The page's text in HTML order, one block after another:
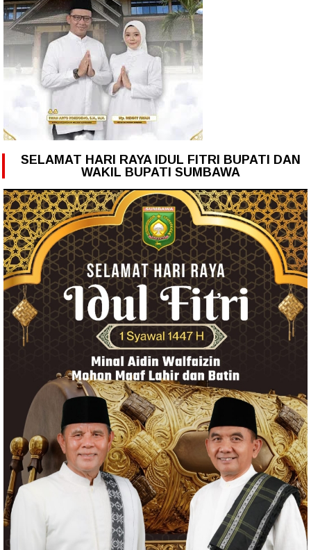
SELAMAT HARI RAYA IDUL FITRI BUPATI DAN
WAKIL BUPATI SUMBAWA